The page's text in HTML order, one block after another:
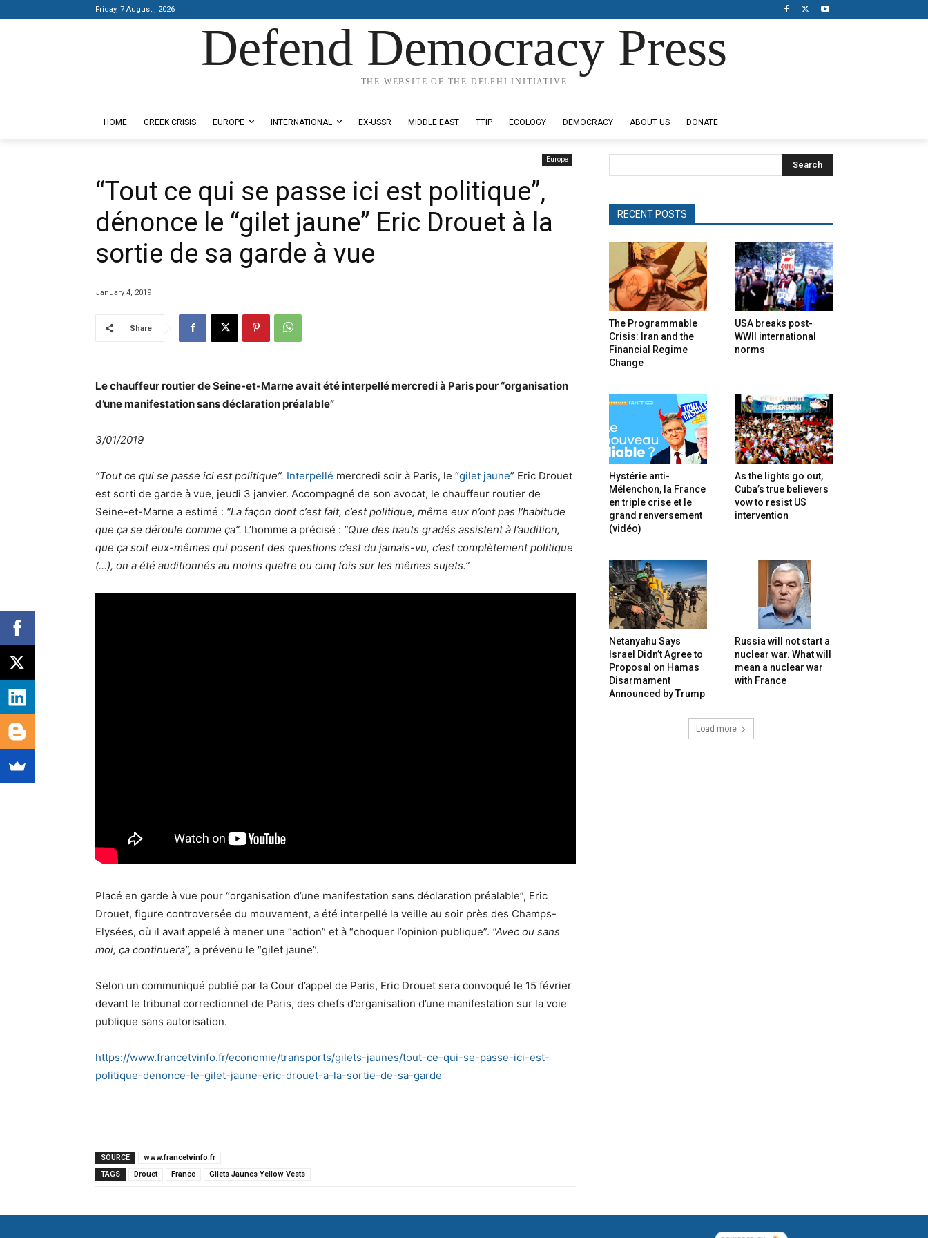
Friday, 7 August , 2026
Defend Democracy Press
THE WEBSITE OF THE DELPHI INITIATIVE
HOME GREEK CRISIS EUROPE INTERNATIONAL EX-USSR MIDDLE EAST TTIP ECOLOGY DEMOCRACY ABOUT US DONATE
Europe
“Tout ce qui se passe ici est politique”,
dénonce le “gilet jaune” Eric Drouet à la
sortie de sa garde à vue
January 4, 2019
Share
Le chauffeur routier de Seine-et-Marne avait été interpellé mercredi à Paris pour “organisation
d’une manifestation sans déclaration préalable”
3/01/2019
“Tout ce qui se passe ici est politique”. Interpellé mercredi soir à Paris, le “gilet jaune” Eric Drouet
est sorti de garde à vue, jeudi 3 janvier. Accompagné de son avocat, le chauffeur routier de
Seine-et-Marne a estimé : “La façon dont c’est fait, c’est politique, même eux n’ont pas l’habitude
que ça se déroule comme ça”. L’homme a précisé : “Que des hauts gradés assistent à l’audition,
que ça soit eux-mêmes qui posent des questions c’est du jamais-vu, c’est complètement politique
(…), on a été auditionnés au moins quatre ou cinq fois sur les mêmes sujets.”
Placé en garde à vue pour “organisation d’une manifestation sans déclaration préalable”, Eric
Drouet, figure controversée du mouvement, a été interpellé la veille au soir près des Champs-
Elysées, où il avait appelé à mener une “action” et à “choquer l’opinion publique”. “Avec ou sans
moi, ça continuera”, a prévenu le “gilet jaune”.
Selon un communiqué publié par la Cour d’appel de Paris, Eric Drouet sera convoqué le 15 février
devant le tribunal correctionnel de Paris, des chefs d’organisation d’une manifestation sur la voie
publique sans autorisation.
https://www.francetvinfo.fr/economie/transports/gilets-jaunes/tout-ce-qui-se-passe-ici-est-
politique-denonce-le-gilet-jaune-eric-drouet-a-la-sortie-de-sa-garde
SOURCE
www.francetvinfo.fr
TAGS
Drouet France Gilets Jaunes Yellow Vests
Search
RECENT POSTS
The Programmable
Crisis: Iran and the
Financial Regime
Change
USA breaks post-
WWII international
norms
Hystérie anti-
Mélenchon, la France
en triple crise et le
grand renversement
(vidéo)
As the lights go out,
Cuba’s true believers
vow to resist US
intervention
Netanyahu Says
Israel Didn’t Agree to
Proposal on Hamas
Disarmament
Announced by Trump
Russia will not start a
nuclear war. What will
mean a nuclear war
with France
Load more